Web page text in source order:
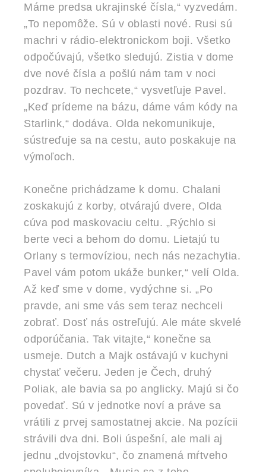
Máme predsa ukrajinské čísla,“ vyzvedám.
„To nepomôže. Sú v oblasti nové. Rusi sú
machri v rádio-elektronickom boji. Všetko
odpočúvajú, všetko sledujú. Zistia v dome
dve nové čísla a pošlú nám tam v noci
pozdrav. To nechcete,“ vysvetľuje Pavel.
„Keď prídeme na bázu, dáme vám kódy na
Starlink,“ dodáva. Olda nekomunikuje,
sústreďuje sa na cestu, auto poskakuje na
výmoľoch.
Konečne prichádzame k domu. Chalani
zoskakujú z korby, otvárajú dvere, Olda
cúva pod maskovaciu celtu. „Rýchlo si
berte veci a behom do domu. Lietajú tu
Orlany s termovíziou, nech nás nezachytia.
Pavel vám potom ukáže bunker,“ velí Olda.
Až keď sme v dome, vydýchne si. „Po
pravde, ani sme vás sem teraz nechceli
zobrať. Dosť nás ostreľujú. Ale máte skvelé
odporúčania. Tak vitajte,“ konečne sa
usmeje. Dutch a Majk ostávajú v kuchyni
chystať večeru. Jeden je Čech, druhý
Poliak, ale bavia sa po anglicky. Majú si čo
povedať. Sú v jednotke noví a práve sa
vrátili z prvej samostatnej akcie. Na pozícii
strávili dva dni. Boli úspešní, ale mali aj
jednu „dvojstovku“, čo znamená mŕtveho